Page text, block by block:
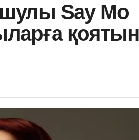
Say Mo
қоятын